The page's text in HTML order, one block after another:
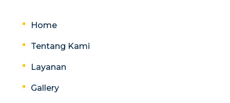
Home
Tentang Kami
Layanan
Gallery